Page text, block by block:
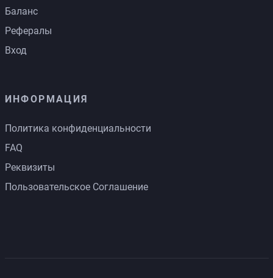
Баланс
Рефералы
Вход
ИНФОРМАЦИЯ
Политика конфиденциальности
FAQ
Реквизиты
Пользовательское Соглашение